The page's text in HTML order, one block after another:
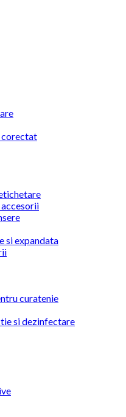
corectat
si expandata
curatenie
si dezinfectare